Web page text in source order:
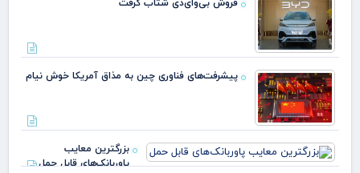
پیشرفت‌های فناوری چین به مذاق آمریکا خوش نیام
بزرگترین معایب
پاوربانک‌های قابل حمل